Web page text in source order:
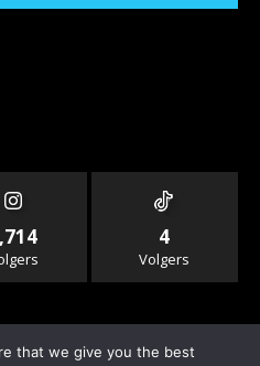
4
Volgers
that we give you the best